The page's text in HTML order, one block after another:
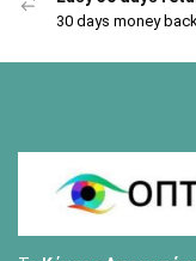
30 days money